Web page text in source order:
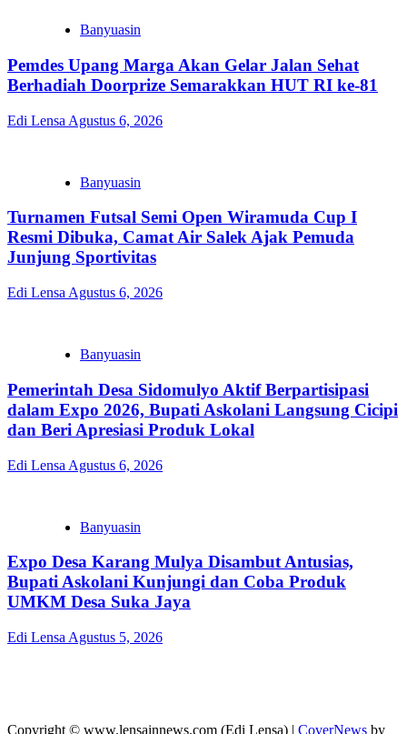
Banyuasin
Pemdes Upang Marga Akan Gelar Jalan Sehat
Berhadiah Doorprize Semarakkan HUT RI ke-81
Edi Lensa Agustus 6, 2026
Banyuasin
Turnamen Futsal Semi Open Wiramuda Cup I
Resmi Dibuka, Camat Air Salek Ajak Pemuda
Junjung Sportivitas
Edi Lensa Agustus 6, 2026
Banyuasin
Pemerintah Desa Sidomulyo Aktif Berpartisipasi
dalam Expo 2026, Bupati Askolani Langsung Cicipi
dan Beri Apresiasi Produk Lokal
Edi Lensa Agustus 6, 2026
Banyuasin
Expo Desa Karang Mulya Disambut Antusias,
Bupati Askolani Kunjungi dan Coba Produk
UMKM Desa Suka Jaya
Edi Lensa Agustus 5, 2026
Copyright © www.lensainnews.com (Edi Lensa) | CoverNews by